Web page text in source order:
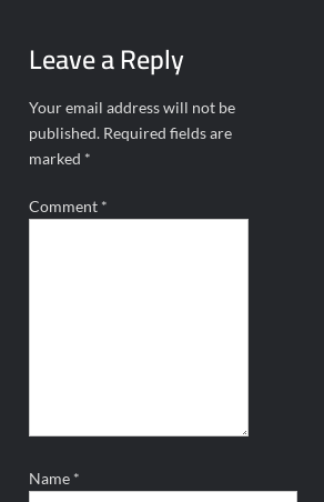
Leave a Reply
Your email address will not be
published. Required fields are
marked *
Comment *
Name *